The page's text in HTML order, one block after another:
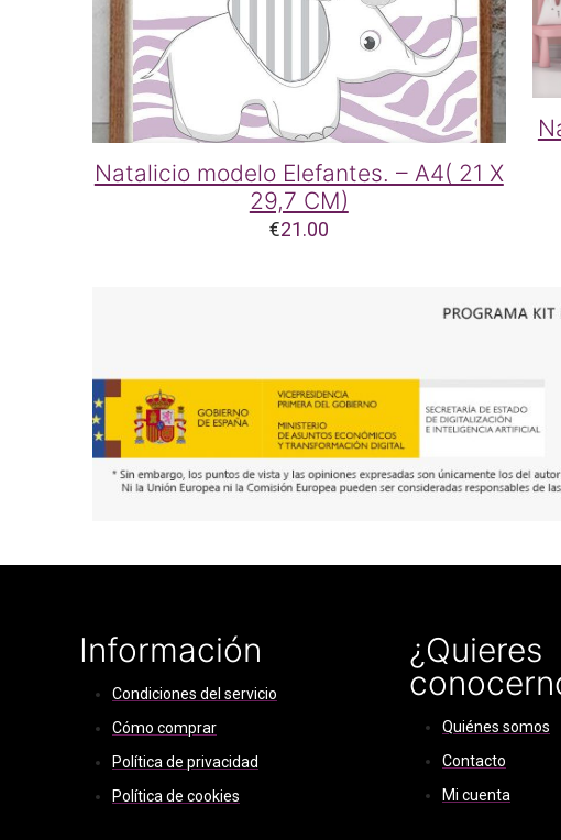
Natalicio modelo Elefantes. – A4( 21 X
29,7 CM)
€21.00
Información
Condiciones del servicio
Cómo comprar
Política de privacidad
Política de cookies
¿Quieres
Quiénes somos
Contacto
Mi cuenta